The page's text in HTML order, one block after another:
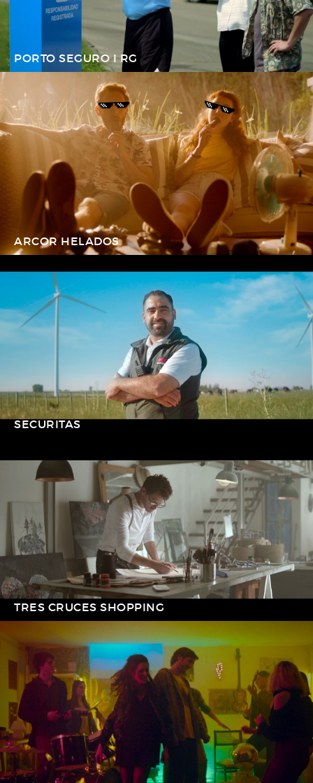
PORTO SEGURO I RG
ARCOR HELADOS
SECURITAS
TRES CRUCES SHOPPING